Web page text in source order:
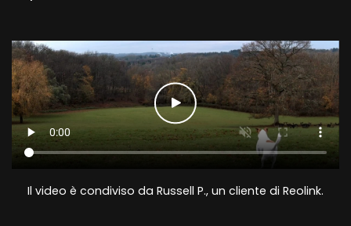
Il video è condiviso da Russell P., un cliente di Reolink.